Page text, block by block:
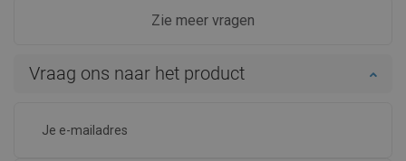
Zie meer vragen
Vraag ons naar het product